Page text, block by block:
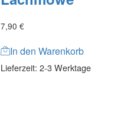
7,90 €
In den Warenkorb
Lieferzeit: 2-3 Werktage